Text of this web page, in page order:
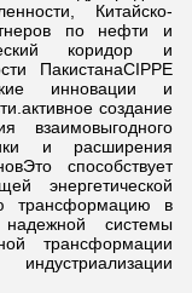
Китайско-
по нефти и
коридор и
ПакистанаCIPPE
инновации и
создание
взаимовыгодного
и расширения
способствует
энергетической
трансформацию в
системы
трансформации